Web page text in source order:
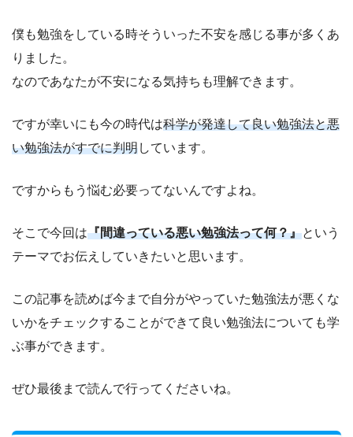
僕も勉強をしている時そういった不安を感じる事が多くあ
りました。
なのであなたが不安になる気持ちも理解できます。
ですが幸いにも今の時代は科学が発達して良い勉強法と悪
い勉強法がすでに判明しています。
ですからもう悩む必要ってないんですよね。
そこで今回は『間違っている悪い勉強法って何？』という
テーマでお伝えしていきたいと思います。
この記事を読めば今まで自分がやっていた勉強法が悪くな
いかをチェックすることができて良い勉強法についても学
ぶ事ができます。
ぜひ最後まで読んで行ってくださいね。